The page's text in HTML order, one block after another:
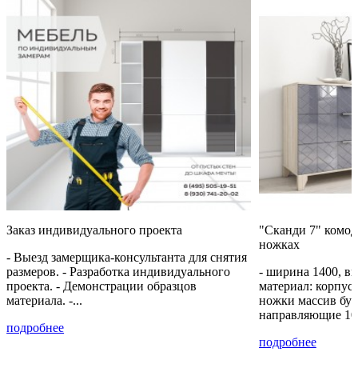
Заказ индивидуального проекта
- Выезд замерщика-консультанта для снятия
размеров. - Разработка индивидуального
проекта. - Демонстрации образцов
материала. -...
подробнее
"Сканди 7"
ножках
- ширина 1400,
материал:
ножки массив
направляющие
подробнее